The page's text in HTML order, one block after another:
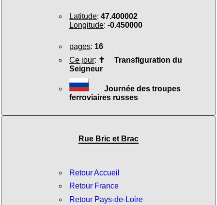
Latitude: 47.400002
Longitude: -0.450000
pages: 16
Ce jour: ✝ Transfiguration du
Seigneur
Journée des troupes
ferroviaires russes
Rue Bric et Brac
Retour Accueil
Retour France
Retour Pays-de-Loire